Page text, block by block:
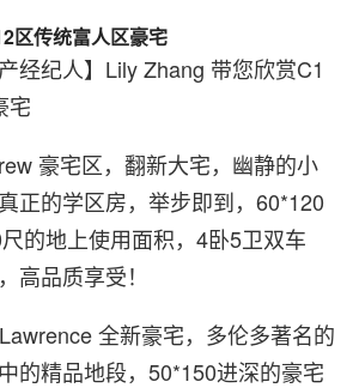
区传统富人区豪宅
经纪人】Lily Zhang 带您欣赏C1
宅
豪宅区，翻新大宅，幽静的小
正的学区房，举步即到，60*120
的地上使用面积，4卧5卫双车
高品质享受！
全新豪宅，多伦多著名的
的精品地段，50*150进深的豪宅